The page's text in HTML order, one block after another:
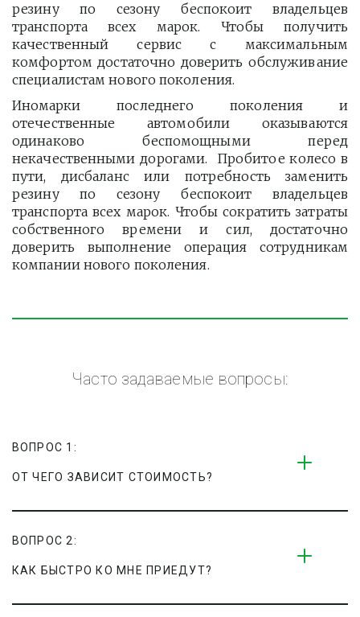
резину по сезону беспокоит владельцев
транспорта всех марок. Чтобы получить
качественный сервис с максимальным
комфортом достаточно доверить обслуживание
специалистам нового поколения.
Иномарки последнего поколения и
отечественные автомобили оказываются
одинаково беспомощными перед
некачественными дорогами. Пробитое колесо в
пути, дисбаланс или потребность заменить
резину по сезону беспокоит владельцев
транспорта всех марок. Чтобы сократить затраты
собственного времени и сил, достаточно
доверить выполнение операция сотрудникам
компании нового поколения.
Часто задаваемые вопросы:
ВОПРОС 1:
ОТ ЧЕГО ЗАВИСИТ СТОИМОСТЬ?
ВОПРОС 2:
КАК БЫСТРО КО МНЕ ПРИЕДУТ?